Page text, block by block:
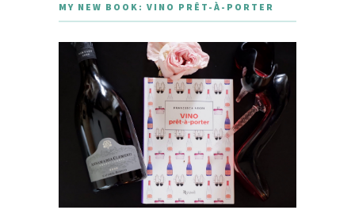
MY NEW BOOK: VINO PRÊT-À-PORTER